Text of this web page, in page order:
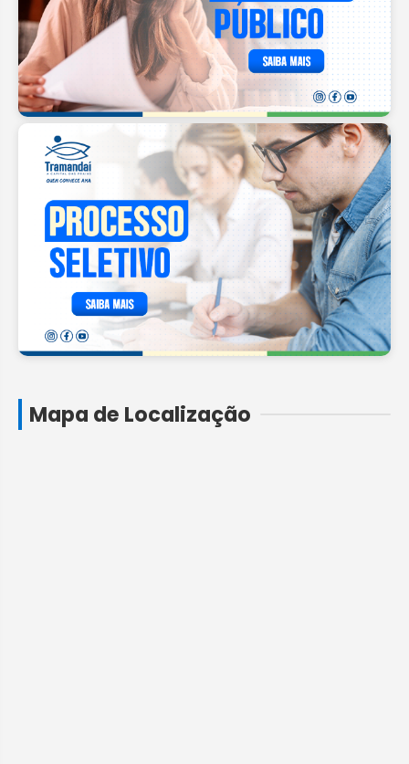
Mapa de Localização